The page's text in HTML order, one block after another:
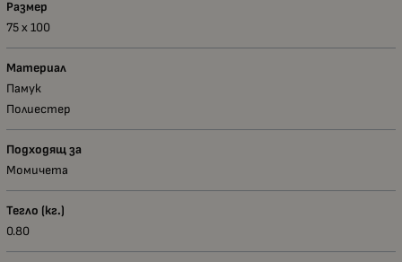
Размер
75 x 100
Материал
Памук
Полиестер
Подходящ за
Момичета
Тегло (кг.)
0.80